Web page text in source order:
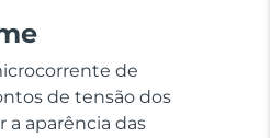
de
de tensão dos
a aparência das